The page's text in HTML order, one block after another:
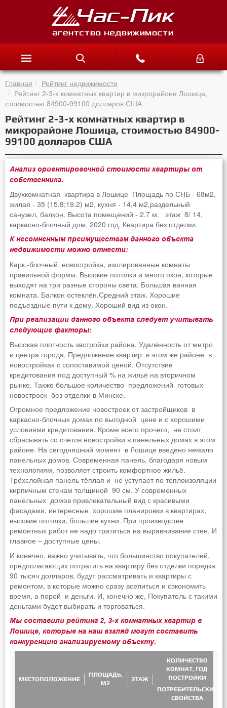
Главная
Рейтинг недвижимости
Рейтинг 2-3-х комнатных квартир в микрорайоне Лошица,
стоимостью 84900-99100 долларов США
Рейтинг 2-3-х комнатных квартир в
микрорайоне Лошица, стоимостью 84900-
99100 долларов США
Анализ ориентировочной стоимости квартиры от
собственника.
Двухкомнатная квартира в Лошице Площадь по СНБ - 68м2,
жилая - 35 (15.8;19.2) м2, кухня - 14,4 м2,раздельный
санузел, балкон. Высота помещений - 2.7 м. этаж 8/ 14,
каркасно-блочный дом, 2020 год. Квартира без отделки.
К несомненным преимуществам данного объекта
недвижимости можно отнести:
Карк.-блочный, новостройка, изолированные комнаты
правильной формы. Высокие потолки и много окон, которые
выходят на три разные стороны света. Большая ванная
комната. Балкон остеклён.Средний этаж. Хорошие
подъездные пути к дому. Хороший вид из окон.
При реализации данного объекта следует учитывать
следующие факторы:
Высокая плотность застройки района. Удалённость от метро
и центра города. Предложение квартир в этом же районе в
новостройках с сопоставимой ценой. Отсутствие
кредитования под доступный % на жильё на вторичном
рынке. Также большое количество предложений готовых
новостроек без отделки в Минске.
Огромное предложение новостроек от застройщиков в
каркасно-блочных домах по выгодной цене и с хорошими
условиями кредитования. Кроме всего прочего, не стоит
сбрасывать со счетов новостройки в панельных домах в этом
районе. На сегодняшний момент в Лошице введено немало
панельных домов. Современная панель, благодаря новым
технологиям, позволяет строить комфортное жильё.
Трёхслойная панель тёплая и не уступает по теплоизоляции
кирпичным стенам толщиной 90 см. У современных
панельных домов привлекательный вид с красивыми
фасадами, интересные хорошие планировки в квартирах,
высокие потолки, большие кухни. При производстве
ремонтных работ не надо тратиться на выравнивание стен. И
главное – доступные цены.
И конечно, важно учитывать, что большинство покупателей,
предполагающих потратить на квартиру без отделки порядка
90 тысяч долларов, будут рассматривать и квартиры с
ремонтом, в которые можно сразу вселиться и сэкономить
время, а порой и деньги. И, конечно же, Покупатель с такими
деньгами будет выбирать и торговаться.
Мы составили рейтинг 2, 3-х комнатных квартир в
Лошице, которые на наш взгляд могут составить
конкуренцию анализируемому объекту.
МЕСТОПОЛОЖЕНИЕ
ПЛОЩАДЬ,
М2
ЭТАЖ
КОЛИЧЕСТВО
КОМНАТ, ГОД
ПОСТРОЙКИ
ПОТРЕБИТЕЛЬСКИЕ
СВОЙСТВА